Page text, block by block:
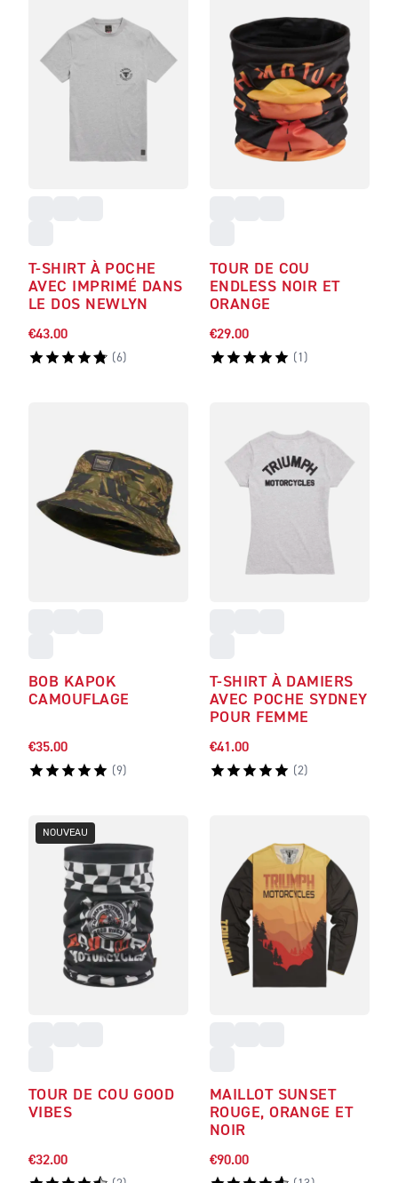
T-SHIRT À POCHE
AVEC IMPRIMÉ DANS
LE DOS NEWLYN
€43.00
(6)
TOUR DE COU
ENDLESS NOIR ET
ORANGE
€29.00
( 1 )
BOB KAPOK
CAMOUFLAGE
€35.00
(9)
T-SHIRT À DAMIERS
AVEC POCHE SYDNEY
POUR FEMME
€41.00
(2)
NOUVEAU
TOUR DE COU GOOD
VIBES
€32.00
MAILLOT SUNSET
ROUGE, ORANGE ET
NOIR
€90.00